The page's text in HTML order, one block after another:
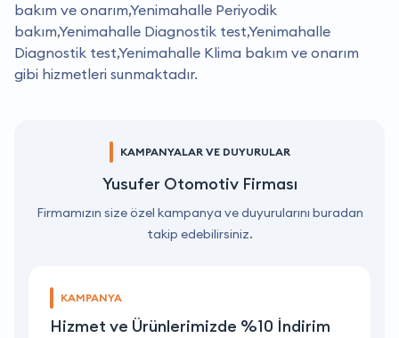
bakım ve onarım,Yenimahalle Periyodik
bakım,Yenimahalle Diagnostik test,Yenimahalle
Diagnostik test,Yenimahalle Klima bakım ve onarım
gibi hizmetleri sunmaktadır.
KAMPANYALAR VE DUYURULAR
Yusufer Otomotiv Firması
Firmamızın size özel kampanya ve duyurularını buradan
takip edebilirsiniz.
KAMPANYA
Hizmet ve Ürünlerimizde %10 İndirim